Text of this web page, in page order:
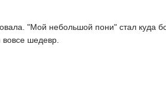
"Мой небольшой пони" стал
шедевр.